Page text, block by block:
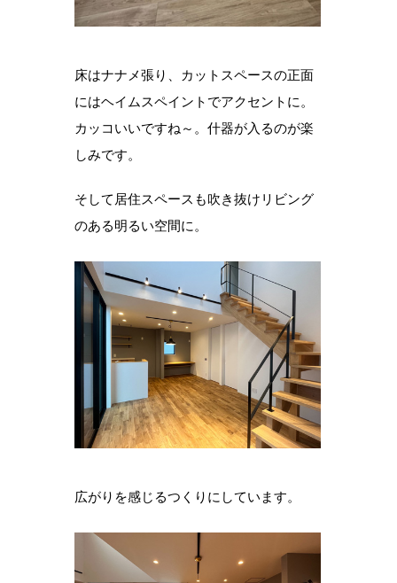
床はナナメ張り、カットスペースの正面
にはヘイムスペイントでアクセントに。
カッコいいですね～。什器が入るのが楽
しみです。
そして居住スペースも吹き抜けリビング
のある明るい空間に。
広がりを感じるつくりにしています。